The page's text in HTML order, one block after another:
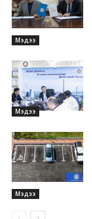
Мэдээ
Мэдээ
Мэдээ